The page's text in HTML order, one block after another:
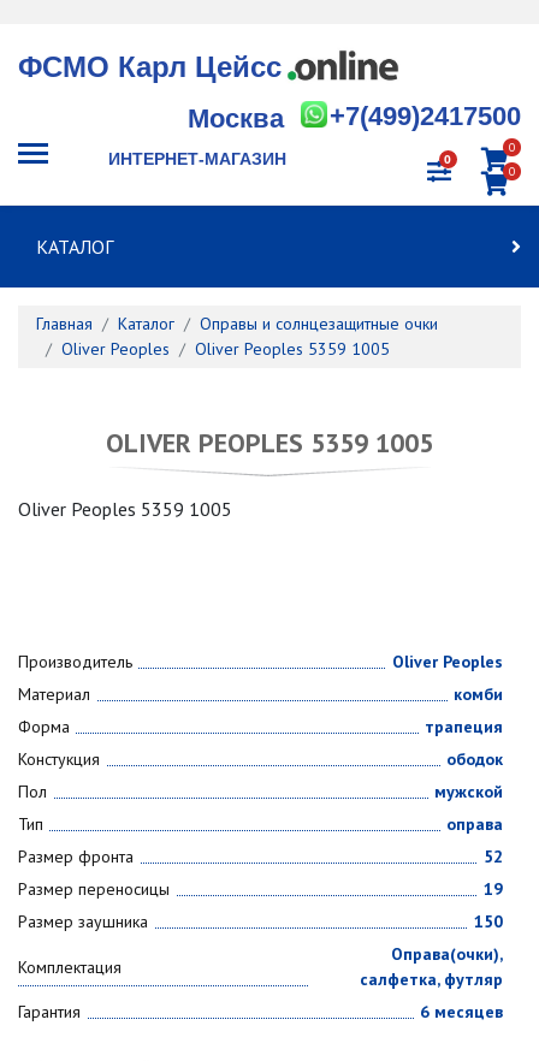
ФСМО Карл Цейсс
+7(499)2417500
Москва
ИНТЕРНЕТ-МАГАЗИН 0
0
0
КАТАЛОГ
Главная Каталог
Оправы и солнцезащитные очки
Oliver Peoples
Oliver Peoples 5359 1005
OLIVER PEOPLES 5359 1005
Oliver Peoples 5359 1005
Производитель
Oliver Peoples
Материал
комби
Форма
трапеция
Констукция
ободок
Пол
мужской
Тип
оправа
Размер фронта
52
Размер переносицы
19
Размер заушника
150
Комплектация
Оправа(очки),
салфетка, футляр
Гарантия
6 месяцев